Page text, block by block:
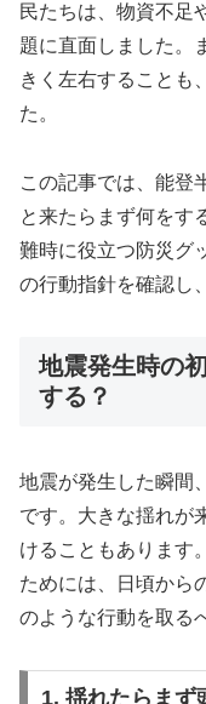
民たちは、物資不足
題に直面しました。
きく左右することも
た。
この記事では、能登
と来たらまず何をす
難時に役立つ防災グ
の行動指針を確認し
地震発生時の
する？
地震が発生した瞬間
です。大きな揺れが
けることもあります
ためには、日頃から
のような行動を取る
1. 揺れたらまず